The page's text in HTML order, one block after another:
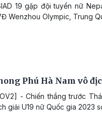
19 gặp đội tuyển nữ
Wenzhou Olympic, Trung
Phú Hà Nam vô
- Chiến thắng trước
giải U19 nữ Quốc gia 2023